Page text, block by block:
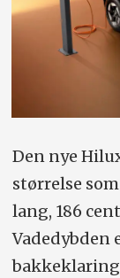
Den nye
størrelse
lang, 186
Vadedybden